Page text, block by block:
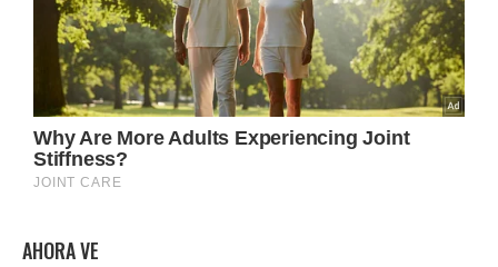
AHORA VE